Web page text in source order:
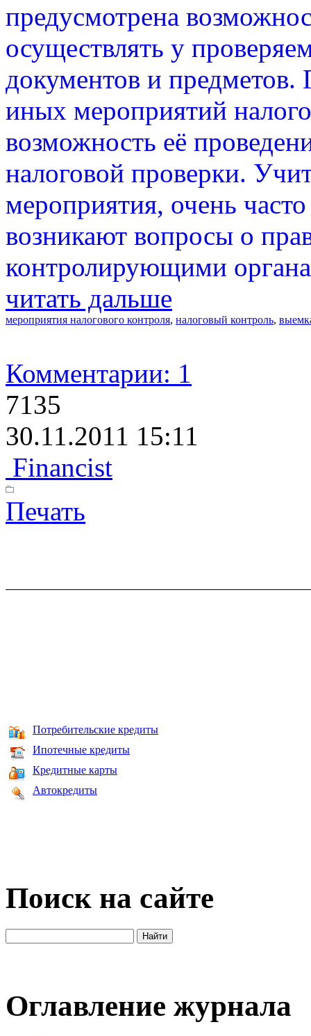
предусмотрена
осуществлять у
документов и
иных мероприятий
возможность её
налоговой проверки.
мероприятия, очень
возникают вопросы о
контролирующими
читать дальше
мероприятия налогового контроля, налоговый контроль,
Комментарии: 1
7135
30.11.2011 15:11
Financist
Печать
Потребительские кредиты
Ипотечные кредиты
Кредитные карты
Автокредиты
Поиск на сайте
Оглавление журнала